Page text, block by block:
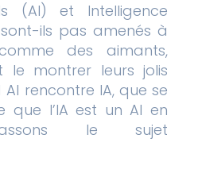
(AI) et Intelligence
ils pas amenés à
des aimants,
le montrer leurs jolis
rencontre IA, que se
que l’IA est un AI en
le sujet